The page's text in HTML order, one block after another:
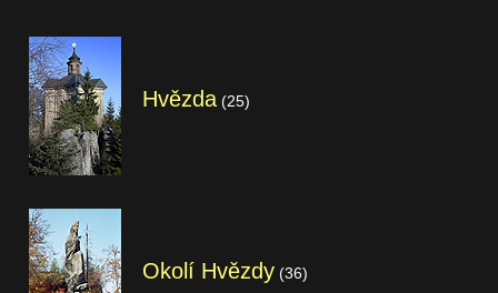
Hvězda (25)
Okolí Hvězdy (36)